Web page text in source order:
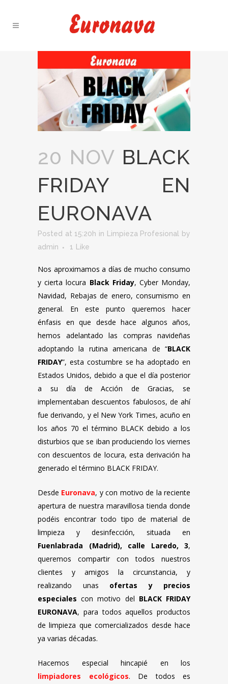
20 NOV BLACK
FRIDAY EN
EURONAVA
Posted at 15:20h in Limpieza Profesional by
admin
1 Like
Nos aproximamos a días de mucho consumo
y cierta locura Black Friday, Cyber Monday,
Navidad, Rebajas de enero, consumismo en
general. En este punto queremos hacer
énfasis en que desde hace algunos años,
hemos adelantado las compras navideñas
adoptando la rutina americana de “BLACK
FRIDAY”, esta costumbre se ha adoptado en
Estados Unidos, debido a que el día posterior
a su día de Acción de Gracias, se
implementaban descuentos fabulosos, de ahí
fue derivando, y el New York Times, acuño en
los años 70 el término BLACK debido a los
disturbios que se iban produciendo los viernes
con descuentos de locura, esta derivación ha
generado el término BLACK FRIDAY.
Desde Euronava, y con motivo de la reciente
apertura de nuestra maravillosa tienda donde
podéis encontrar todo tipo de material de
limpieza y desinfección, situada en
Fuenlabrada (Madrid), calle Laredo, 3,
queremos compartir con todos nuestros
clientes y amigos la circunstancia, y
realizando unas ofertas y precios
especiales con motivo del BLACK FRIDAY
EURONAVA, para todos aquellos productos
de limpieza que comercializados desde hace
ya varias décadas.
Hacemos especial hincapié en los
limpiadores ecológicos. De todos es